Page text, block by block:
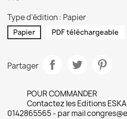
Type d'édition : Papier
Papier PDF téléchargeable
Partager
POUR COMMANDER
Contactez les Editions
0142865565 - par mail